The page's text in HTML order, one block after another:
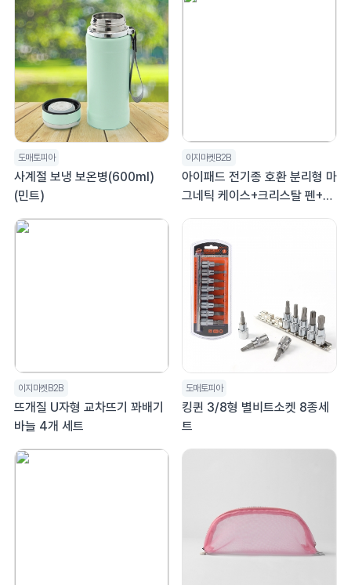
도매토피아
사계절 보냉 보온병(600ml)
(민트)
이지마켓B2B
아이패드 전기종 호환 분리형 마
그네틱 케이스+크리스탈 펜+펜
파우치
이지마켓B2B
뜨개질 U자형 교차뜨기 꽈배기
바늘 4개 세트
도매토피아
킹퀸 3/8형 별비트소켓 8종세
트